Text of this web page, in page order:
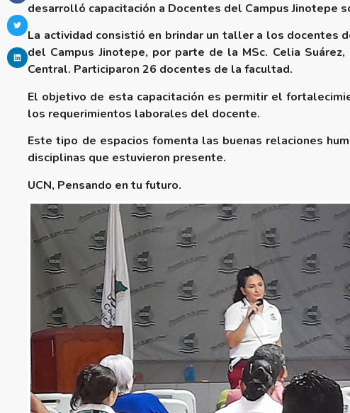
desarrolló capacitación a Docentes del Campus Jinotepe
La actividad consistió en brindar un taller a los docentes
del Campus Jinotepe, por parte de la MSc. Celia
Central. Participaron 26 docentes de la facultad.
El objetivo de esta capacitación es permitir el
los requerimientos laborales del docente.
Este tipo de espacios fomenta las buenas relaciones
disciplinas que estuvieron presente.
UCN, Pensando en tu futuro.